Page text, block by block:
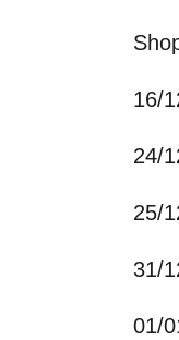
16/
24/
25/
31/
01/